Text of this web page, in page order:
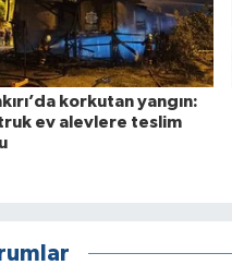
korkutan yangın:
ev alevlere teslim